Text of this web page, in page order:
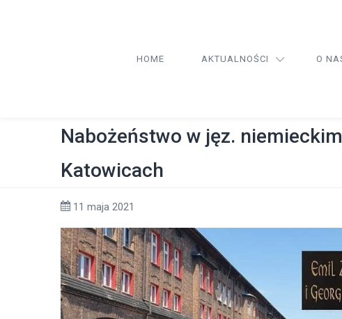
HOME AKTUALNOŚCI O
Nabożeństwo w jęz.
Katowicach
11 maja 2021